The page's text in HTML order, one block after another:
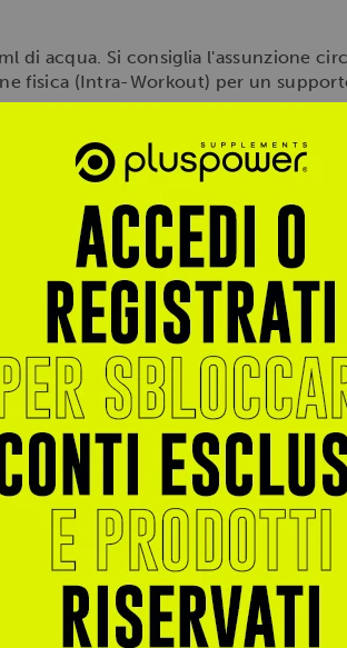
di acqua. Si consiglia l'assunzione
fisica (Intra-Workout) per un